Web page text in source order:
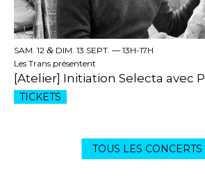
SAM. 12 & DIM. 13 SEPT. — 13H-17H
Les Trans présentent
[Atelier] Initiation Selecta avec
TICKETS
TOUS LES CONCERTS